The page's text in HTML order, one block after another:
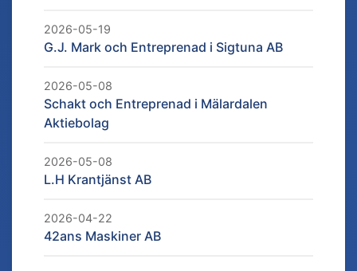
2026-05-19
G.J. Mark och Entreprenad i Sigtuna AB
2026-05-08
Schakt och Entreprenad i Mälardalen
Aktiebolag
2026-05-08
L.H Krantjänst AB
2026-04-22
42ans Maskiner AB